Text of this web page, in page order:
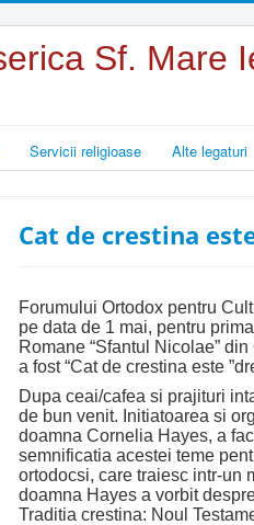
Sf. Mare
Servicii religioase Alte legaturi
Cat de crestina
Forumului Ortodox pentru
pe data de 1 mai, pentru
Romane “Sfantul Nicolae”
a fost “Cat de crestina este
Dupa ceai/cafea si prajituri
de bun venit. Initiatoarea si
doamna Cornelia Hayes, a
semnificatia acestei teme
ortodocsi, care traiesc intr-un
doamna Hayes a vorbit
Traditia crestina: Noul